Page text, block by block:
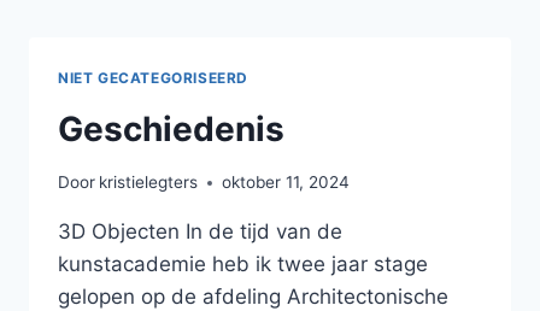
NIET GECATEGORISEERD
Geschiedenis
Door kristielegters oktober 11, 2024
3D Objecten In de tijd van de
kunstacademie heb ik twee jaar stage
gelopen op de afdeling Architectonische